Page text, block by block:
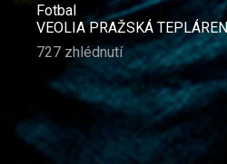
Fotbal
VEOLIA PRAŽSKÁ
727 zhlédnutí